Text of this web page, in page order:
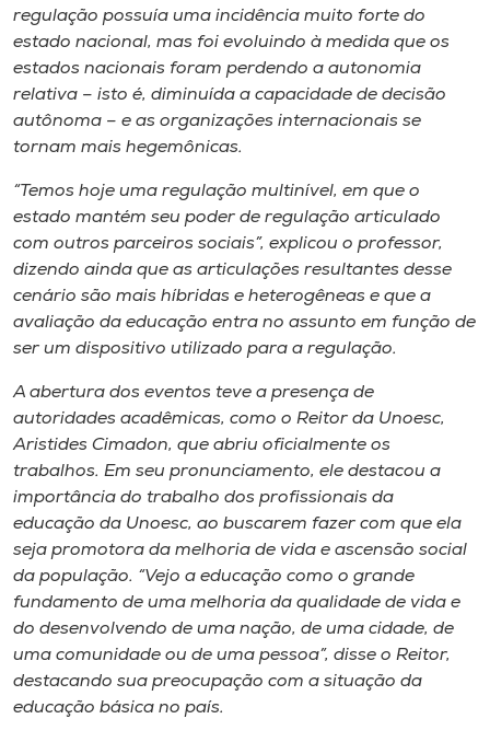
regulação possuía uma incidência muito forte do
estado nacional, mas foi evoluindo à medida que os
estados nacionais foram perdendo a autonomia
relativa – isto é, diminuída a capacidade de decisão
autônoma – e as organizações internacionais se
tornam mais hegemônicas.
“Temos hoje uma regulação multinível, em que o
estado mantém seu poder de regulação articulado
com outros parceiros sociais”, explicou o professor,
dizendo ainda que as articulações resultantes desse
cenário são mais híbridas e heterogêneas e que a
avaliação da educação entra no assunto em função de
ser um dispositivo utilizado para a regulação.
A abertura dos eventos teve a presença de
autoridades acadêmicas, como o Reitor da Unoesc,
Aristides Cimadon, que abriu oficialmente os
trabalhos. Em seu pronunciamento, ele destacou a
importância do trabalho dos profissionais da
educação da Unoesc, ao buscarem fazer com que ela
seja promotora da melhoria de vida e ascensão social
da população. “Vejo a educação como o grande
fundamento de uma melhoria da qualidade de vida e
do desenvolvendo de uma nação, de uma cidade, de
uma comunidade ou de uma pessoa”, disse o Reitor,
destacando sua preocupação com a situação da
educação básica no país.